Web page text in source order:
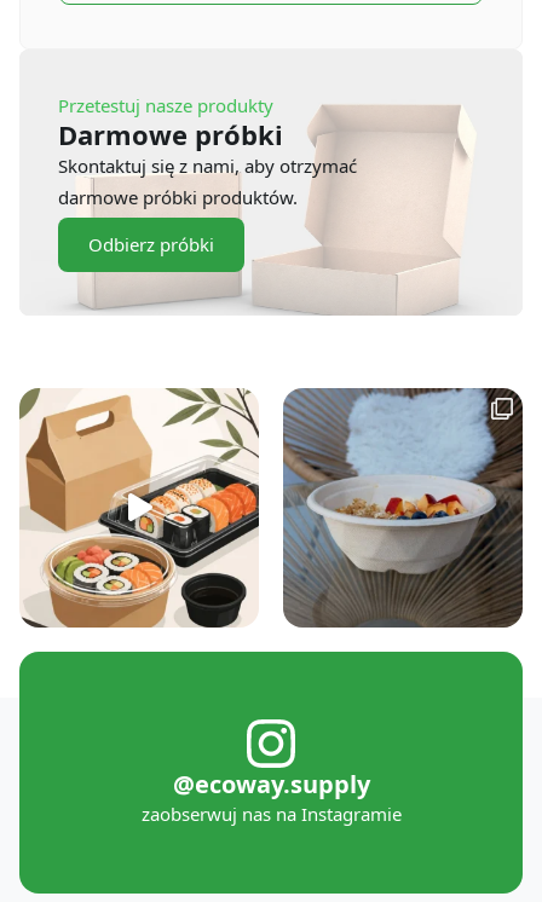
Przetestuj nasze produkty
Darmowe próbki
Skontaktuj się z nami, aby otrzymać
darmowe próbki produktów.
Odbierz próbki
@ecoway.supply
zaobserwuj nas na Instagramie